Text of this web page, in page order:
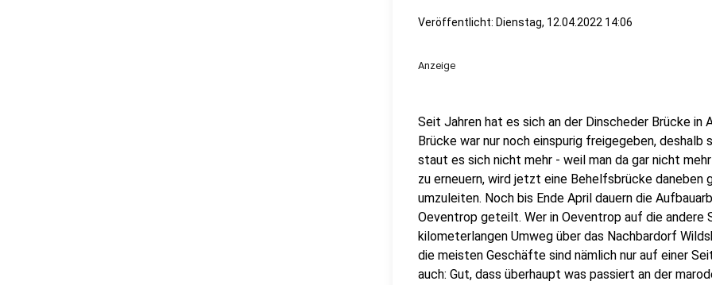
Veröffentlicht: Dienstag, 12.04.2022 14:06
Anzeige
Seit Jahren hat es sich an der Dinscheder Brücke
Brücke war nur noch einspurig freigegeben,
staut es sich nicht mehr - weil man da gar nicht
zu erneuern, wird jetzt eine Behelfsbrücke daneben
umzuleiten. Noch bis Ende April dauern die
Oeventrop geteilt. Wer in Oeventrop auf die andere
kilometerlangen Umweg über das Nachbardorf
die meisten Geschäfte sind nämlich nur auf einer
auch: Gut, dass überhaupt was passiert an der